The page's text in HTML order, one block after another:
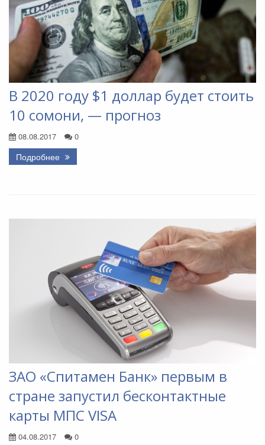
В 2020 году $1 доллар будет стоить
10 сомони, — прогноз
08.08.2017 0
Подробнее
ЗАО «Спитамен Банк» первым в
стране запустил бесконтактные
карты МПС VISA
04.08.2017 0